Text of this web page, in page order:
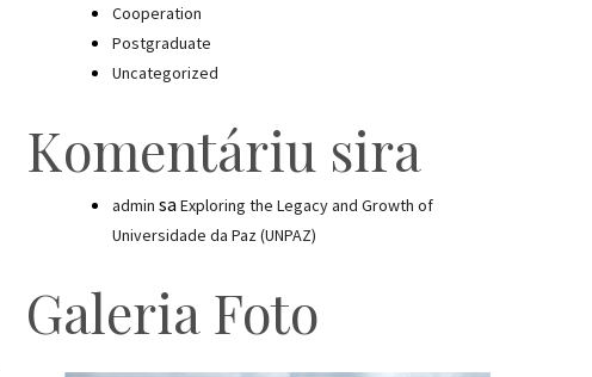
Cooperation
Postgraduate
Uncategorized
Komentáriu sira
admin saExploring the Legacy and Growth of
Universidade da Paz (UNPAZ)
Galeria Foto